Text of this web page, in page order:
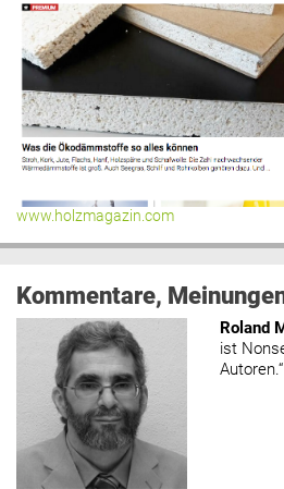
www.holzmagazin.com
Kommentare,
Roland
ist
Autoren.“